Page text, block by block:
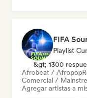
Playlist
&gt; 1300
Afrobeat / Afropop
Comercial /
Agregar artistas a